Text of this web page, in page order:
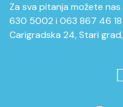
Za sva pitanja možete
630 5002 i 063 867 46
Carigradska 24, Stari